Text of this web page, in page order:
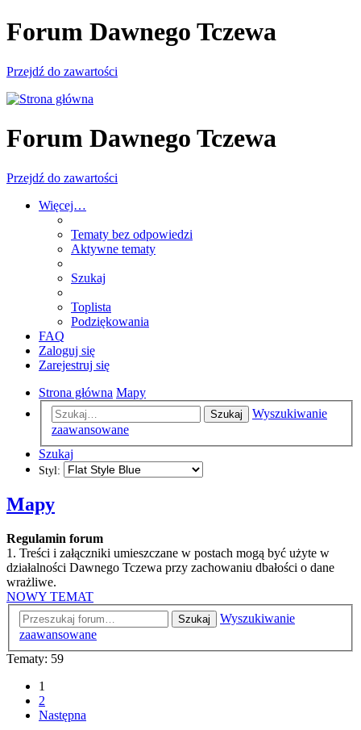
Forum Dawnego Tczewa
Przejdź do zawartości
Forum Dawnego Tczewa
Przejdź do zawartości
Więcej…
Tematy bez odpowiedzi
Aktywne tematy
Szukaj
Toplista
Podziękowania
FAQ
Zaloguj się
Zarejestruj się
Strona główna Mapy
Szukaj
Wyszukiwanie
zaawansowane
Szukaj
Styl:
Mapy
Regulamin forum
1. Treści i załączniki umieszczane w postach mogą być użyte w
działalności Dawnego Tczewa przy zachowaniu dbałości o dane
wrażliwe.
NOWY TEMAT
Szukaj
Wyszukiwanie
zaawansowane
Tematy: 59
1
2
Następna